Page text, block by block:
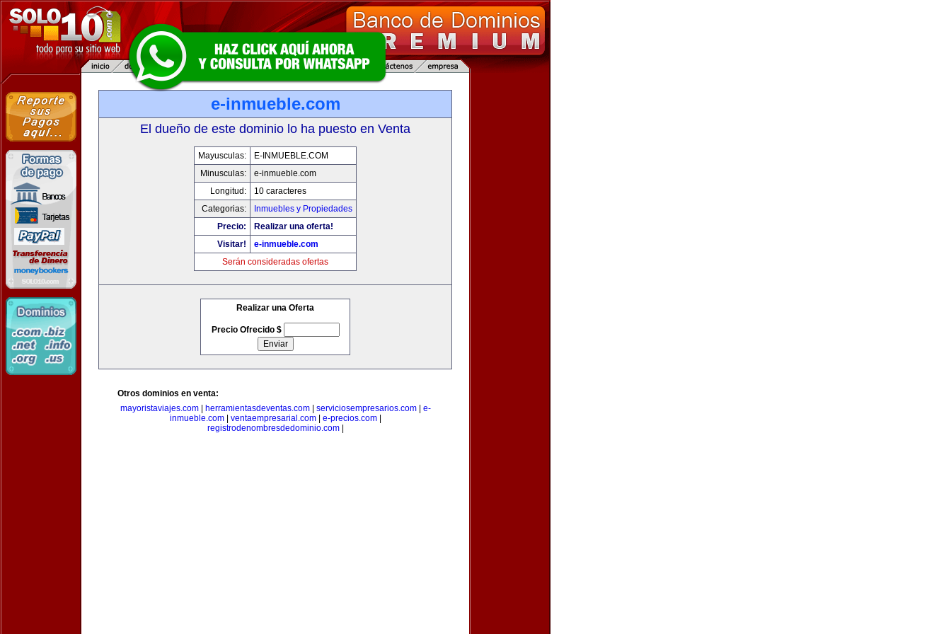
e-inmueble.com
El dueño de este dominio lo ha puesto en Venta
Mayusculas:
E-INMUEBLE.COM
Minusculas:
e-inmueble.com
Longitud:
10 caracteres
Categorias:
Inmuebles y Propiedades
Precio:
Realizar una oferta!
Visitar!
e-inmueble.com
Serán consideradas ofertas
Realizar una Oferta
Precio Ofrecido $
Otros dominios en venta:
mayoristaviajes.com| herramientasdeventas.com| serviciosempresarios.com| e-
inmueble.com| ventaempresarial.com| e-precios.com|
registrodenombresdedominio.com|